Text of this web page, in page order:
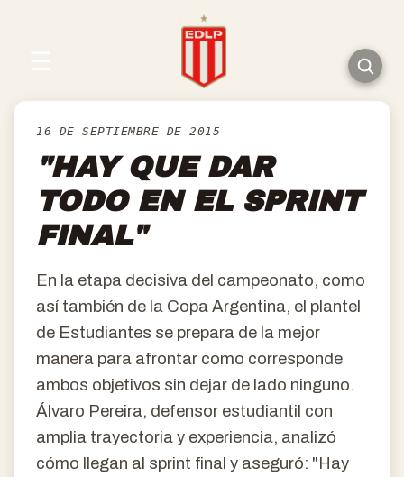
16 DE SEPTIEMBRE DE 2015
"HAY QUE DAR
TODO EN EL SPRINT
FINAL"
En la etapa decisiva del campeonato, como
así también de la Copa Argentina, el plantel
de Estudiantes se prepara de la mejor
manera para afrontar como corresponde
ambos objetivos sin dejar de lado ninguno.
Álvaro Pereira, defensor estudiantil con
amplia trayectoria y experiencia, analizó
cómo llegan al sprint final y aseguró: "Hay